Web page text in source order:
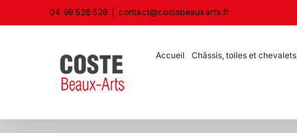
au
04 99 526 526 contact@costebeauxarts.fr
Accueil Châssis, toiles et chevalets